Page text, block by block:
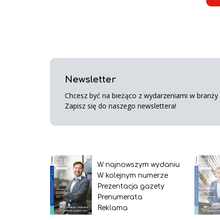
Newsletter
Chcesz być na bieżąco z wydarzeniami w
Zapisz się do naszego newslettera!
W najnowszym wydaniu
W kolejnym numerze
Prezentacja gazety
Prenumerata
Reklama